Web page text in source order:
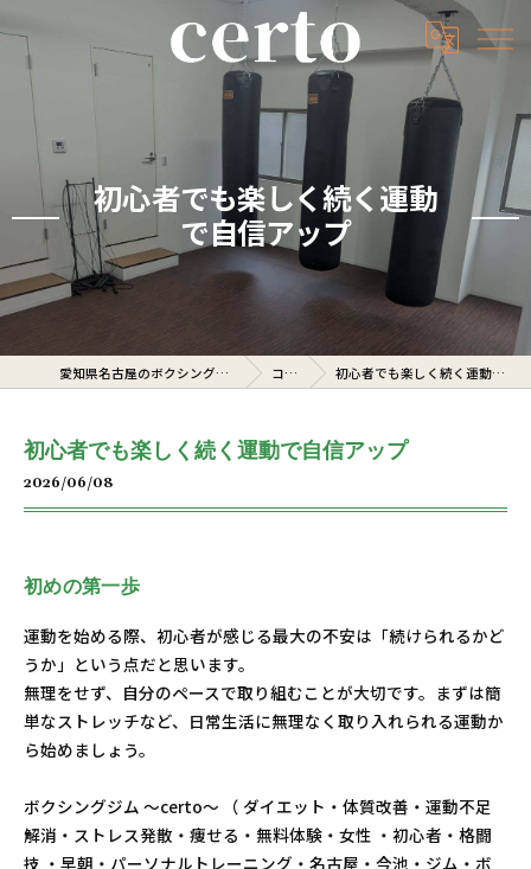
初心者でも楽しく続く運動
で自信アップ
愛知県名古屋のボクシングジムならcerto コラム 初心者でも楽しく続く運動で自信アップ
初心者でも楽しく続く運動で自信アップ
2026/06/08
初めの第一歩
運動を始める際、初心者が感じる最大の不安は「続けられるかど
うか」という点だと思います。
無理をせず、自分のペースで取り組むことが大切です。まずは簡
単なストレッチなど、日常生活に無理なく取り入れられる運動か
ら始めましょう。
ボクシングジム ～certo～ （ ダイエット・体質改善・運動不足
解消・ストレス発散・痩せる・無料体験・女性 ・初心者・格闘
技 ・早朝・パーソナルトレーニング・名古屋・今池・ジム・ボ